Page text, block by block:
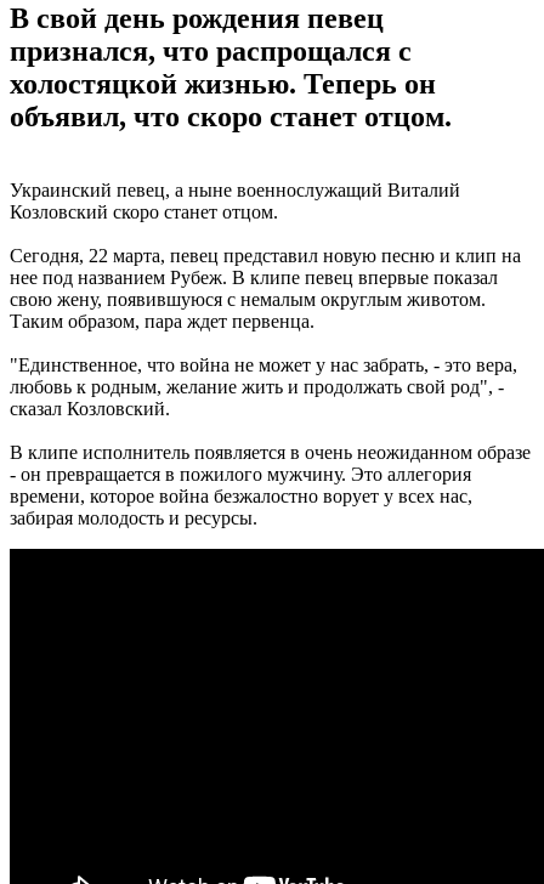
В свой день рождения певец
признался, что распрощался с
холостяцкой жизнью. Теперь он
объявил, что скоро станет отцом.
Украинский певец, а ныне военнослужащий Виталий
Козловский скоро станет отцом.
Сегодня, 22 марта, певец представил новую песню и клип на
нее под названием Рубеж. В клипе певец впервые показал
свою жену, появившуюся с немалым округлым животом.
Таким образом, пара ждет первенца.
"Единственное, что война не может у нас забрать, - это вера,
любовь к родным, желание жить и продолжать свой род", -
сказал Козловский.
В клипе исполнитель появляется в очень неожиданном образе
- он превращается в пожилого мужчину. Это аллегория
времени, которое война безжалостно ворует у всех нас,
забирая молодость и ресурсы.